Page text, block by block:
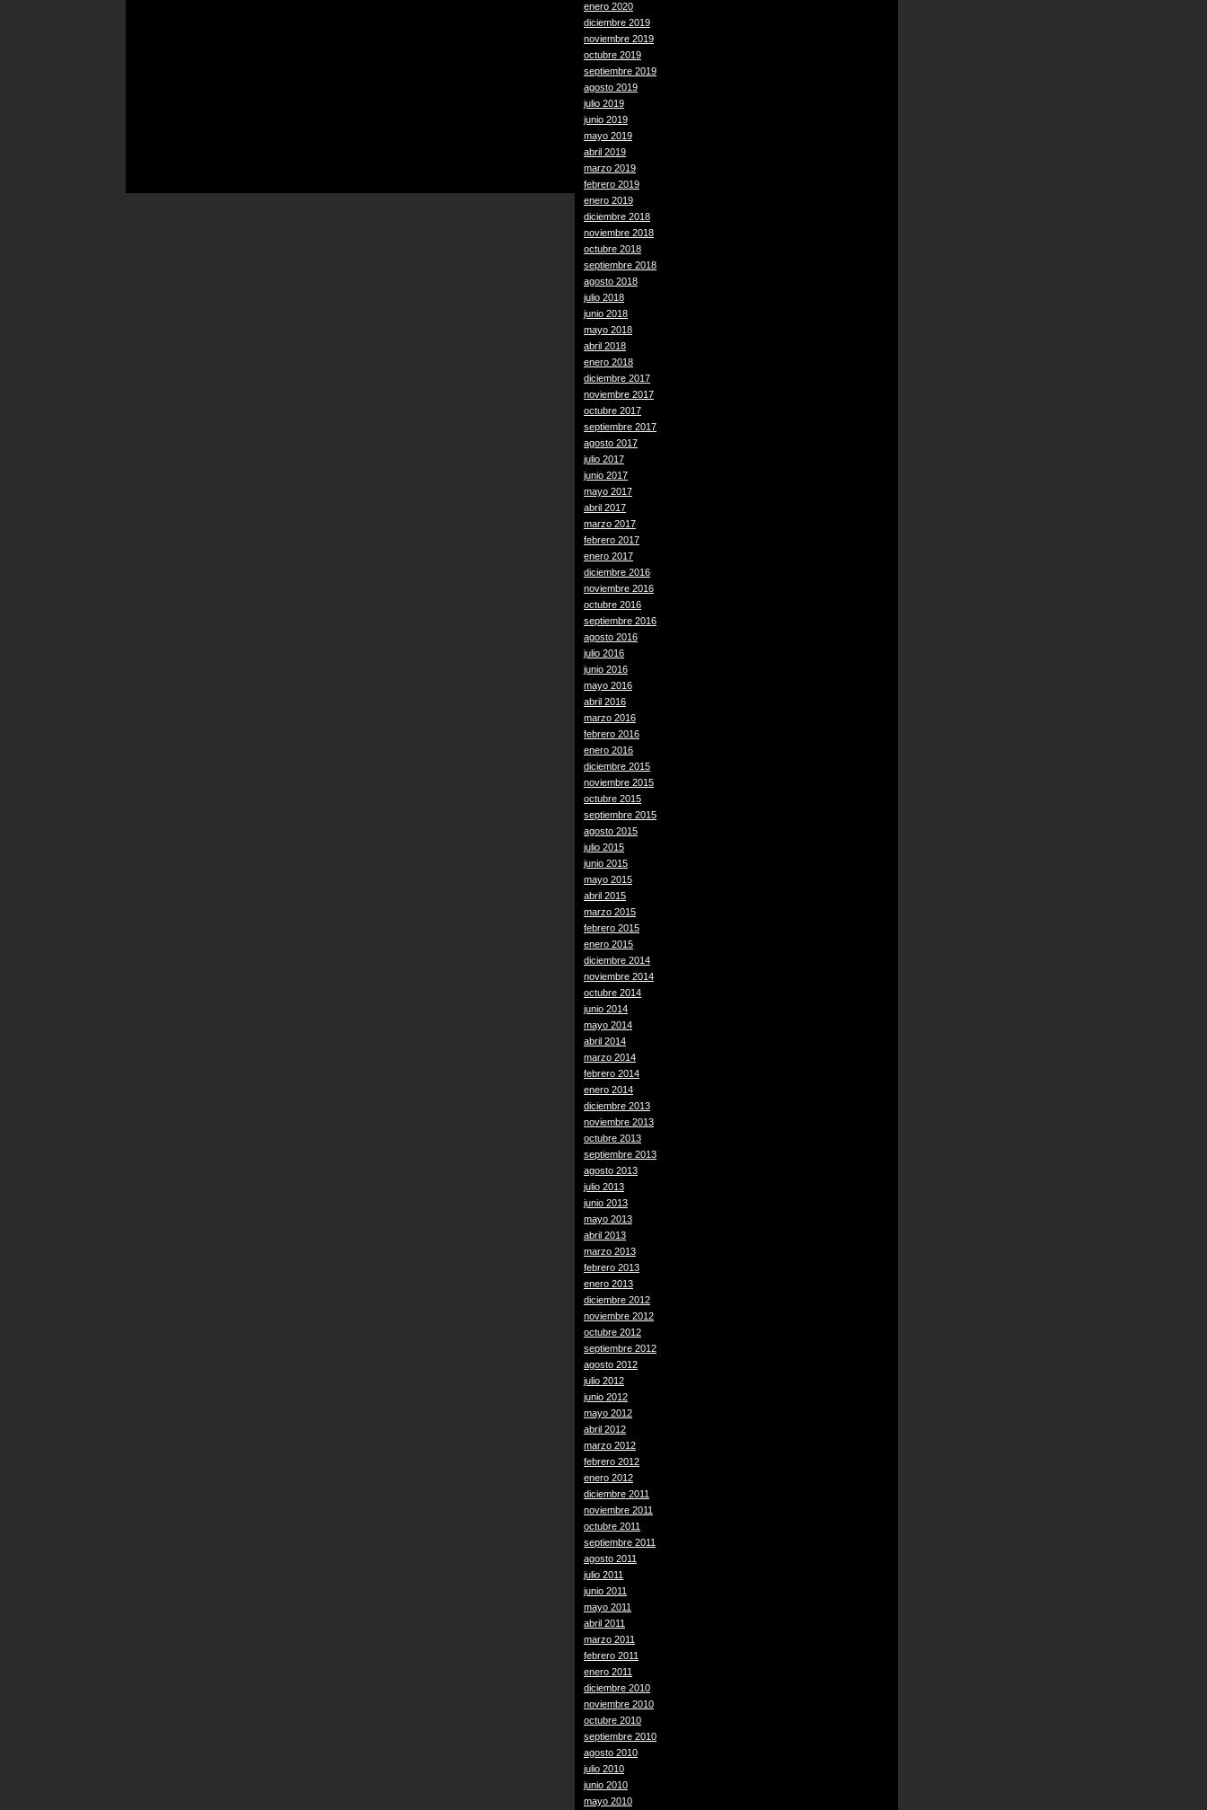
enero 2020
diciembre 2019
noviembre 2019
octubre 2019
septiembre 2019
agosto 2019
julio 2019
junio 2019
mayo 2019
abril 2019
marzo 2019
febrero 2019
enero 2019
diciembre 2018
noviembre 2018
octubre 2018
septiembre 2018
agosto 2018
julio 2018
junio 2018
mayo 2018
abril 2018
enero 2018
diciembre 2017
noviembre 2017
octubre 2017
septiembre 2017
agosto 2017
julio 2017
junio 2017
mayo 2017
abril 2017
marzo 2017
febrero 2017
enero 2017
diciembre 2016
noviembre 2016
octubre 2016
septiembre 2016
agosto 2016
julio 2016
junio 2016
mayo 2016
abril 2016
marzo 2016
febrero 2016
enero 2016
diciembre 2015
noviembre 2015
octubre 2015
septiembre 2015
agosto 2015
julio 2015
junio 2015
mayo 2015
abril 2015
marzo 2015
febrero 2015
enero 2015
diciembre 2014
noviembre 2014
octubre 2014
junio 2014
mayo 2014
abril 2014
marzo 2014
febrero 2014
enero 2014
diciembre 2013
noviembre 2013
octubre 2013
septiembre 2013
agosto 2013
julio 2013
junio 2013
mayo 2013
abril 2013
marzo 2013
febrero 2013
enero 2013
diciembre 2012
noviembre 2012
octubre 2012
septiembre 2012
agosto 2012
julio 2012
junio 2012
mayo 2012
abril 2012
marzo 2012
febrero 2012
enero 2012
diciembre 2011
noviembre 2011
octubre 2011
septiembre 2011
agosto 2011
julio 2011
junio 2011
mayo 2011
abril 2011
marzo 2011
febrero 2011
enero 2011
diciembre 2010
noviembre 2010
octubre 2010
septiembre 2010
agosto 2010
julio 2010
junio 2010
mayo 2010